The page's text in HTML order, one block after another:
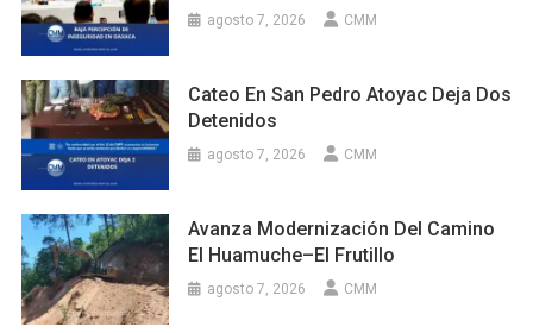
agosto 7, 2026 CMM
Cateo En San Pedro Atoyac Deja Dos
Detenidos
agosto 7, 2026 CMM
Avanza Modernización Del Camino
El Huamuche–El Frutillo
agosto 7, 2026 CMM